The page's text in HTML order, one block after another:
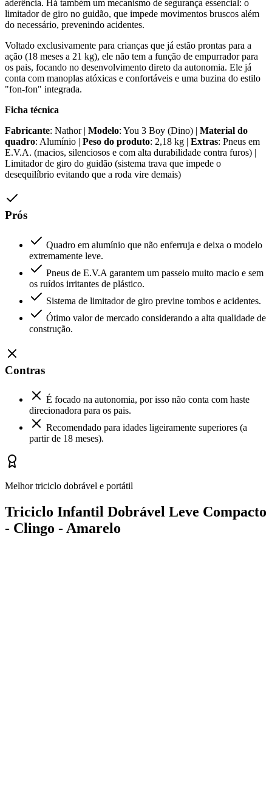
aderência. Há também um mecanismo de segurança essencial: o
limitador de giro no guidão, que impede movimentos bruscos além
do necessário, prevenindo acidentes.
Voltado exclusivamente para crianças que já estão prontas para a
ação (18 meses a 21 kg), ele não tem a função de empurrador para
os pais, focando no desenvolvimento direto da autonomia. Ele já
conta com manoplas atóxicas e confortáveis e uma buzina do estilo
"fon-fon" integrada.
Ficha técnica
Fabricante: Nathor | Modelo: You 3 Boy (Dino) | Material do
quadro: Alumínio | Peso do produto: 2,18 kg | Extras: Pneus em
E.V.A. (macios, silenciosos e com alta durabilidade contra furos) |
Limitador de giro do guidão (sistema trava que impede o
desequilíbrio evitando que a roda vire demais)
Prós
Quadro em alumínio que não enferruja e deixa o modelo
extremamente leve.
Pneus de E.V.A garantem um passeio muito macio e sem
os ruídos irritantes de plástico.
Sistema de limitador de giro previne tombos e acidentes.
Ótimo valor de mercado considerando a alta qualidade de
construção.
Contras
É focado na autonomia, por isso não conta com haste
direcionadora para os pais.
Recomendado para idades ligeiramente superiores (a
partir de 18 meses).
Melhor triciclo dobrável e portátil
Triciclo Infantil Dobrável Leve Compacto
- Clingo - Amarelo